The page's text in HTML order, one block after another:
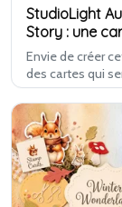
StudioLight
Story : une
paraît
suite
Envie de créer
des cartes qui
d'emblée bien
C'est
vous offre
Le cadre A6
et le papier die-